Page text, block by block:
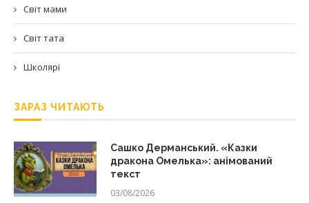
Світ мами
Світ тата
Школярі
ЗАРАЗ ЧИТАЮТЬ
Сашко Дерманський. «Казки
дракона Омелька»: анімований
текст
03/08/2026